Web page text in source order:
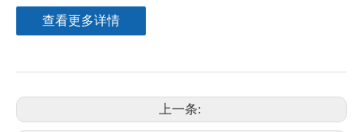
查看更多详情
上一条: